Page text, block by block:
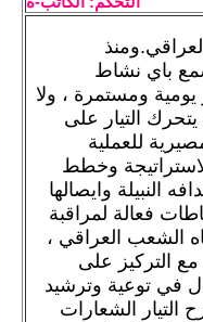
باي نشاط
ومستمرة ، ولا
التيار على
للعملية
وخطط
النبيلة وايصالها
فعالة لمراقبة
الشعب العراقي ،
مع التركيز على
في توعية وترشيد
التيار الشعارات